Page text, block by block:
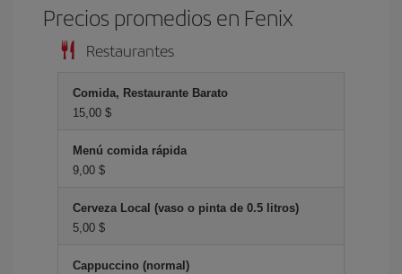
Precios promedios en Fenix
Restaurantes
Comida, Restaurante Barato
15,00 $
Menú comida rápida
9,00 $
Cerveza Local (vaso o pinta de 0.5 litros)
5,00 $
Cappuccino (normal)